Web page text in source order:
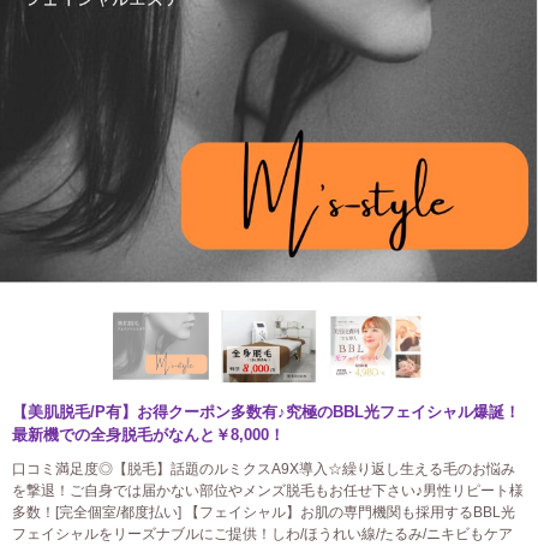
【美肌脱毛/P有】お得クーポン多数有♪究極のBBL光フェイシャル爆誕！
最新機での全身脱毛がなんと￥8,000！
口コミ満足度◎【脱毛】話題のルミクスA9X導入☆繰り返し生える毛のお悩み
を撃退！ご自身では届かない部位やメンズ脱毛もお任せ下さい♪男性リピート様
多数！[完全個室/都度払い] 【フェイシャル】お肌の専門機関も採用するBBL光
フェイシャルをリーズナブルにご提供！しわ/ほうれい線/たるみ/ニキビもケア